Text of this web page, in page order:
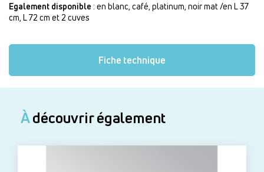
Egalement disponible : en blanc, café, platinum, noir mat /en L 37
cm, L 72 cm et 2 cuves
Fiche technique
Àdécouvrir également